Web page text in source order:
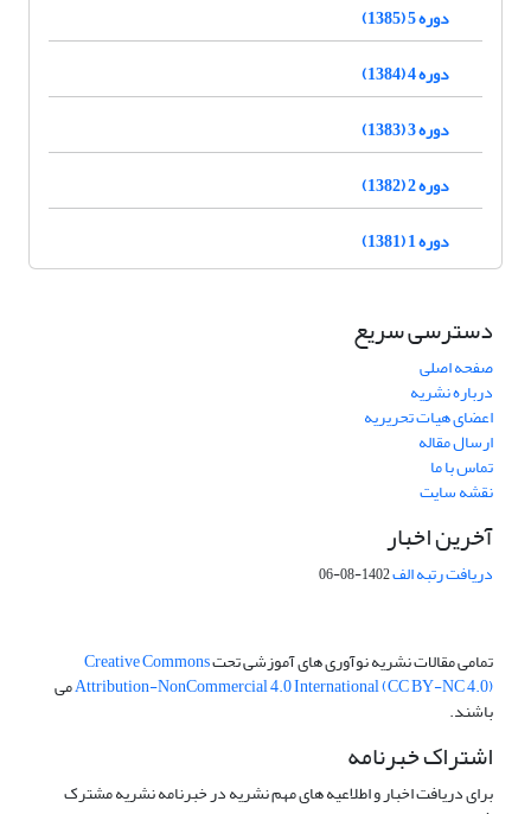
دوره 5 (1385)
دوره 4 (1384)
دوره 3 (1383)
دوره 2 (1382)
دوره 1 (1381)
دسترسی سریع
صفحه اصلی
درباره نشریه
اعضای هیات تحریریه
ارسال مقاله
تماس با ما
نقشه سایت
آخرین اخبار
دریافت رتبه الف1402-08-06
تمامی مقالات نشریه نوآوری های آموزشی تحتCreative Commons
Attribution-NonCommercial 4.0 International (CC BY-NC 4.0)می
باشند.
اشتراک خبرنامه
برای دریافت اخبار و اطلاعیه های مهم نشریه در خبرنامه نشریه مشترک